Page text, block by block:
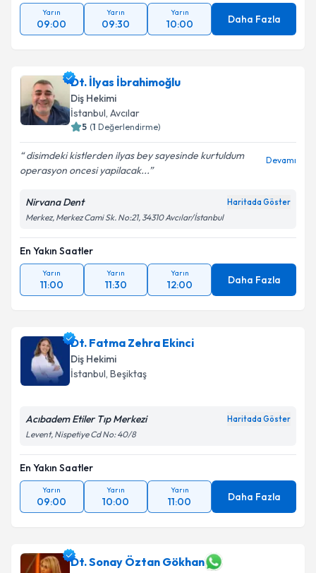
Yarın
09:00
Yarın
09:30
Yarın
10:00 Daha Fazla
Dt. İlyas İbrahimoğlu
Diş Hekimi
İstanbul, Avcılar
5 (1 Değerlendirme)
disimdeki kistlerden ilyas bey sayesinde kurtuldum
operasyon oncesi yapilacak...
Devamı
Nirvana Dent Haritada Göster
Merkez, Merkez Cami Sk. No:21, 34310 Avcılar/İstanbul
En Yakın Saatler
Yarın
11:00
Yarın
11:30
Yarın
12:00 Daha Fazla
Dt. Fatma Zehra Ekinci
Diş Hekimi
İstanbul, Beşiktaş
Acıbadem Etiler Tıp Merkezi Haritada Göster
Levent, Nispetiye Cd No: 40/8
En Yakın Saatler
Yarın
09:00
Yarın
10:00
Yarın
11:00 Daha Fazla
Dt. Sonay Öztan Gökhan